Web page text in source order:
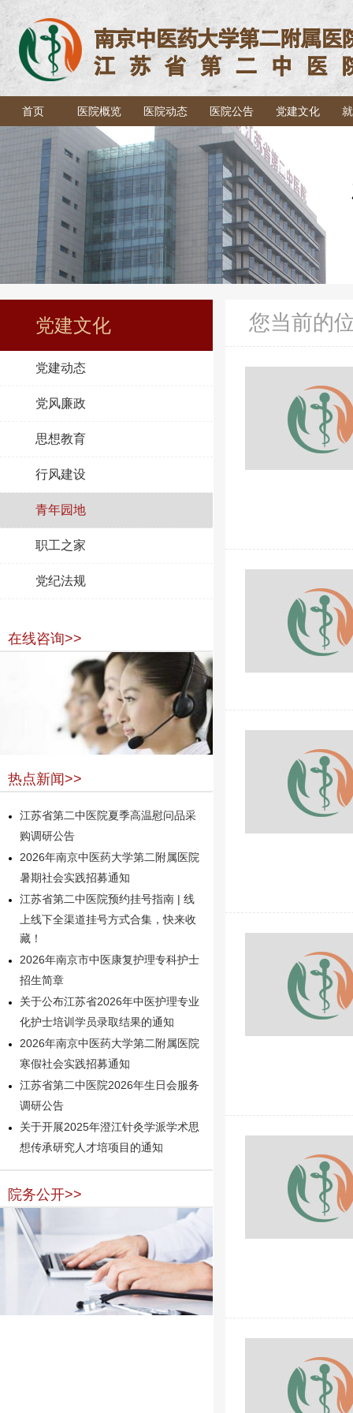
首页 医院概览 医院动态 医院公告 党建文化
党建文化
党建动态
党风廉政
思想教育
行风建设
青年园地
职工之家
党纪法规
在线咨询>>
热点新闻>>
江苏省第二中医院夏季高温慰问品采
购调研公告
2026年南京中医药大学第二附属医院
暑期社会实践招募通知
江苏省第二中医院预约挂号指南 | 线
上线下全渠道挂号方式合集，快来收
藏！
2026年南京市中医康复护理专科护士
招生简章
关于公布江苏省2026年中医护理专业
化护士培训学员录取结果的通知
2026年南京中医药大学第二附属医院
寒假社会实践招募通知
江苏省第二中医院2026年生日会服务
调研公告
关于开展2025年澄江针灸学派学术思
想传承研究人才培项目的通知
院务公开>>
您当前的